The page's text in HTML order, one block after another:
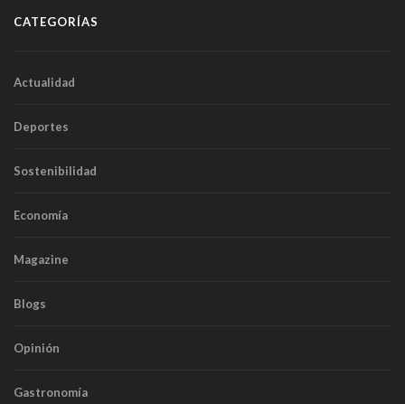
CATEGORÍAS
Actualidad
Deportes
Sostenibilidad
Economía
Magazine
Blogs
Opinión
Gastronomía